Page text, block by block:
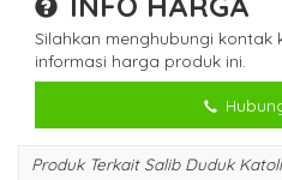
Silahkan menghubungi kontak
informasi harga produk ini.
Produk Terkait Salib Duduk